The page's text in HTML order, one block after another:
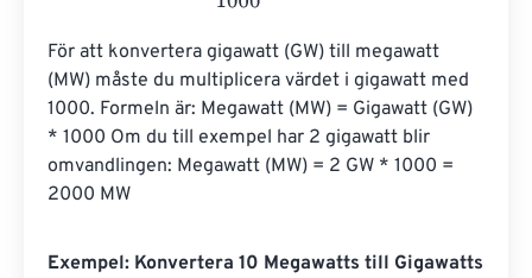
För att konvertera gigawatt (GW) till megawatt
(MW) måste du multiplicera värdet i gigawatt med
1000. Formeln är: Megawatt (MW) = Gigawatt (GW)
* 1000 Om du till exempel har 2 gigawatt blir
omvandlingen: Megawatt (MW) = 2 GW * 1000 =
2000 MW
Exempel: Konvertera 10 Megawatts till Gigawatts